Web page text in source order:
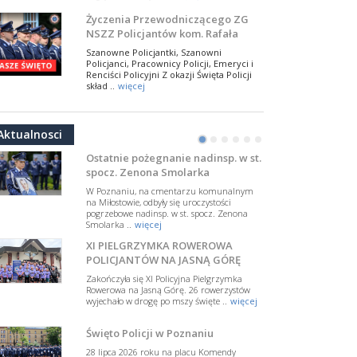
Życzenia Przewodniczącego ZG
NSZZ Policjantów kom. Rafała
Jankowskiego z okazji Święta
Policji 2026
Szanowne Policjantki, Szanowni
Policjanci, Pracownicy Policji, Emeryci i
Renciści Policyjni Z okazji Święta Policji
skład .. więcej
NSZZ Policjantów: Policja nie może
W przestrzeni publicznej po raz kolejny
pojawiły się wypowiedzi, które uderzają
w funkcjonariuszki i funkcjonariuszy
Policj .. więcej
Dodatkowe zarobkowanie
policjantów. NSZZP: obecne
rozwiązania wymagają zmian
zmiany przepisów regulujących
podejmowanie przez policjantów
dodatkowej pracy zarobkowe ..
więcej
Krok 1. Umorzenie. Krok 2. Walka
z hejtem
Postępowanie dotyczące interwencji
Policji w miejscu zamieszkania red.
Tomasza Sakiewicza zostało umorzone.
•• • •••
NSZZ Policjantów
Na zaproszenie Zarządu Głównego NSZZ
Policjantów w Polsce gościł Rafael Laskowski z
Departamentu Policji w Nowym Jorku, o
.. więcej
PAMIĘTAMY I ODDAJMY HOŁD ST.
SIERŻ. MARKOWI SIENICKIEMU
poświęconą starszemu sierżantowi Mar
Ostatnie pożegnanie nadinsp. w st.
spocz. Zenona Smolarka
W Poznaniu, na cmentarzu komunalnym
na Miłostowie, odbyły się uroczystości
pogrzebowe nadinsp. w st. spocz. Zenona
Smolarka .. więcej
XI PIELGRZYMKA ROWEROWA
POLICJANTÓW NA JASNĄ GÓRĘ
Zakończyła się XI Policyjna Pielgrzymka
Rowerowa na Jasną Górę. 26 rowerzystów
wyjechało w drogę po mszy święte .. więcej
Święto Policji w Poznaniu
28 lipca 2026 roku na placu Komendy